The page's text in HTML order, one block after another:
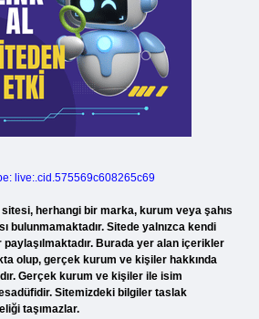
live:.cid.575569c608265c69
herhangi bir marka, kurum veya şahıs
bulunmamaktadır. Sitede yalnızca kendi
paylaşılmaktadır. Burada yer alan içerikler
olup, gerçek kurum ve kişiler hakkında
Gerçek kurum ve kişiler ile isim
Sitemizdeki bilgiler taslak
taşımazlar.